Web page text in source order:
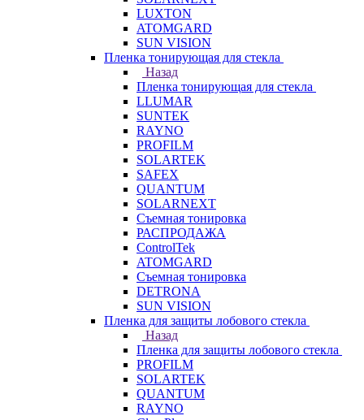
LUXTON
ATOMGARD
SUN VISION
Пленка тонирующая для стекла
Назад
Пленка тонирующая для стекла
LLUMAR
SUNTEK
RAYNO
PROFILM
SOLARTEK
SAFEX
QUANTUM
SOLARNEXT
Съемная тонировка
РАСПРОДАЖА
ControlTek
ATOMGARD
Съемная тонировка
DETRONA
SUN VISION
Пленка для защиты лобового стекла
Назад
Пленка для защиты лобового стекла
PROFILM
SOLARTEK
QUANTUM
RAYNO